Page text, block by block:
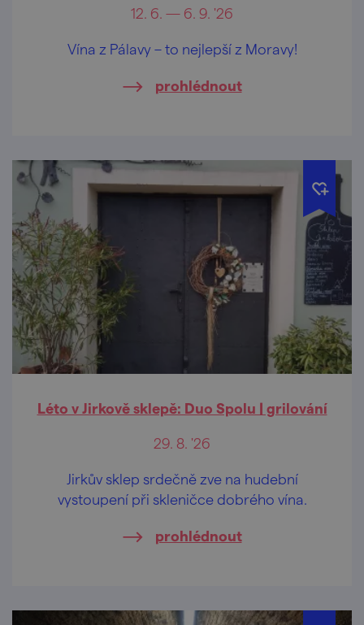
12. 6. — 6. 9. '26
Vína z Pálavy – to nejlepší z Moravy!
prohlédnout
Léto v Jirkově sklepě: Duo Spolu | grilování
29. 8. '26
Jirkův sklep srdečně zve na hudební
vystoupení při skleničce dobrého vína.
prohlédnout